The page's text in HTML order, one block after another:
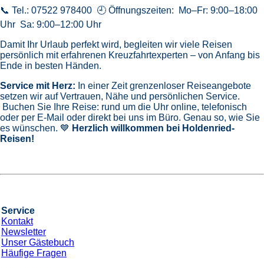
📞 Tel.: 07522 978400 🕘 Öffnungszeiten: Mo–Fr: 9:00–18:00
Uhr Sa: 9:00–12:00 Uhr
Damit Ihr Urlaub perfekt wird, begleiten wir viele Reisen
persönlich mit erfahrenen Kreuzfahrtexperten – von Anfang bis
Ende in besten Händen.
Service mit Herz: In einer Zeit grenzenloser Reiseangebote
setzen wir auf Vertrauen, Nähe und persönlichen Service.
Buchen Sie Ihre Reise: rund um die Uhr online, telefonisch
oder per E-Mail oder direkt bei uns im Büro. Genau so, wie Sie
es wünschen. 💙 Herzlich willkommen bei Holdenried-
Reisen!
Service
Kontakt
Newsletter
Unser Gästebuch
Häufige Fragen